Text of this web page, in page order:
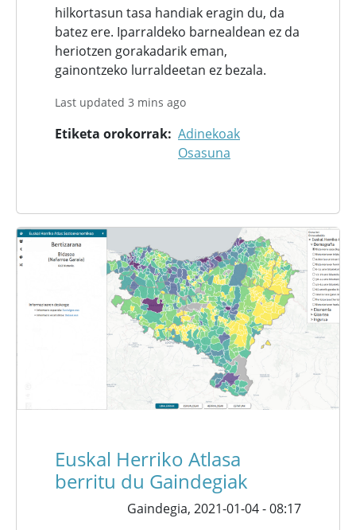
hilkortasun tasa handiak eragin du, da
batez ere. Iparraldeko barnealdean ez da
heriotzen gorakadarik eman,
gainontzeko lurraldeetan ez bezala.
Last updated 3 mins ago
Etiketa orokorrak Adinekoak
Osasuna
Euskal Herriko Atlasa
berritu du Gaindegiak
Gaindegia, 2021-01-04 - 08:17